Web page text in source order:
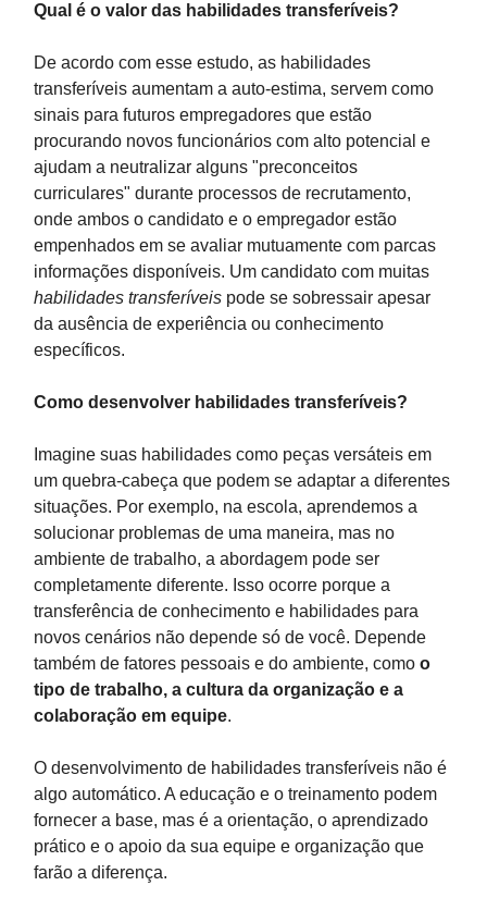
Qual é o valor das habilidades transferíveis?
De acordo com esse estudo, as habilidades
transferíveis aumentam a auto-estima, servem como
sinais para futuros empregadores que estão
procurando novos funcionários com alto potencial e
ajudam a neutralizar alguns "preconceitos
curriculares" durante processos de recrutamento,
onde ambos o candidato e o empregador estão
empenhados em se avaliar mutuamente com parcas
informações disponíveis. Um candidato com muitas
habilidades transferíveis pode se sobressair apesar
da ausência de experiência ou conhecimento
específicos.
Como desenvolver habilidades transferíveis?
Imagine suas habilidades como peças versáteis em
um quebra-cabeça que podem se adaptar a diferentes
situações. Por exemplo, na escola, aprendemos a
solucionar problemas de uma maneira, mas no
ambiente de trabalho, a abordagem pode ser
completamente diferente. Isso ocorre porque a
transferência de conhecimento e habilidades para
novos cenários não depende só de você. Depende
também de fatores pessoais e do ambiente, como o
tipo de trabalho, a cultura da organização e a
colaboração em equipe.
O desenvolvimento de habilidades transferíveis não é
algo automático. A educação e o treinamento podem
fornecer a base, mas é a orientação, o aprendizado
prático e o apoio da sua equipe e organização que
farão a diferença.